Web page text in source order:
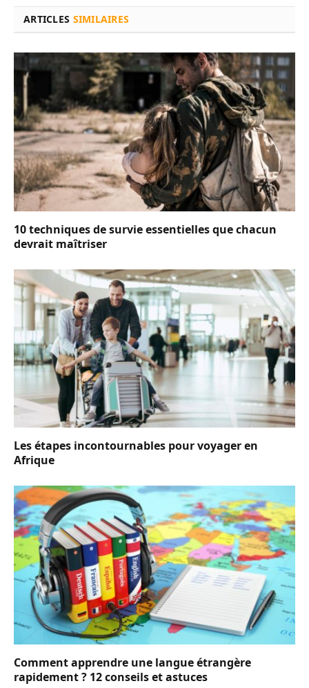
ARTICLES SIMILAIRES
10 techniques de survie essentielles que chacun
devrait maîtriser
Les étapes incontournables pour voyager en
Afrique
Comment apprendre une langue étrangère
rapidement ? 12 conseils et astuces